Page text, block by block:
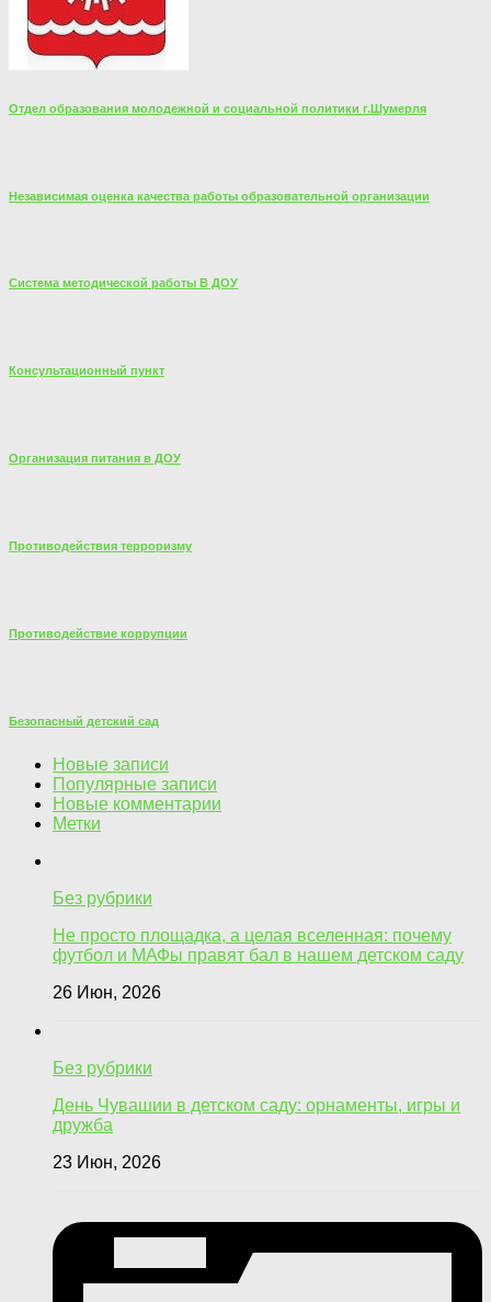
Отдел образования молодежной и социальной политики г.Шумерля
Независимая оценка качества работы образовательной организации
Система методической работы В ДОУ
Консультационный пункт
Организация питания в ДОУ
Противодействия терроризму
Противодействие коррупции
Безопасный детский сад
Новые записи
Популярные записи
Новые комментарии
Метки
Без рубрики
Не просто площадка, а целая вселенная: почему
футбол и МАФы правят бал в нашем детском саду
26 Июн, 2026
Без рубрики
День Чувашии в детском саду: орнаменты, игры и
дружба
23 Июн, 2026